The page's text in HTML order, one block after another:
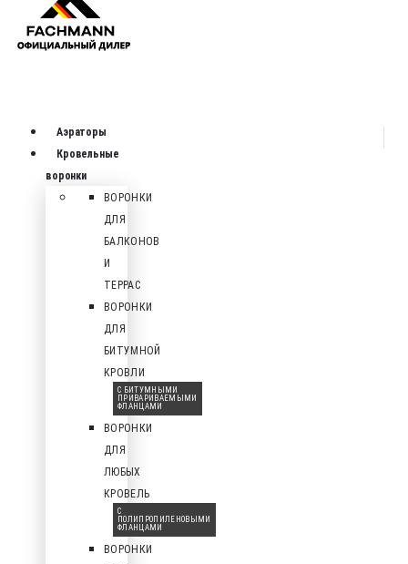
Аэраторы
Кровельные
воронки
ВОРОНКИ
ДЛЯ
БАЛКОНОВ
И
ТЕРРАС
ВОРОНКИ
ДЛЯ
БИТУМНОЙ
КРОВЛИ
С БИТУМНЫМИ
ПРИВАРИВАЕМЫМИ
ФЛАНЦАМИ
ВОРОНКИ
ДЛЯ
ЛЮБЫХ
КРОВЕЛЬ
С
ПОЛИПРОПИЛЕНОВЫМИ
ФЛАНЦАМИ
ВОРОНКИ